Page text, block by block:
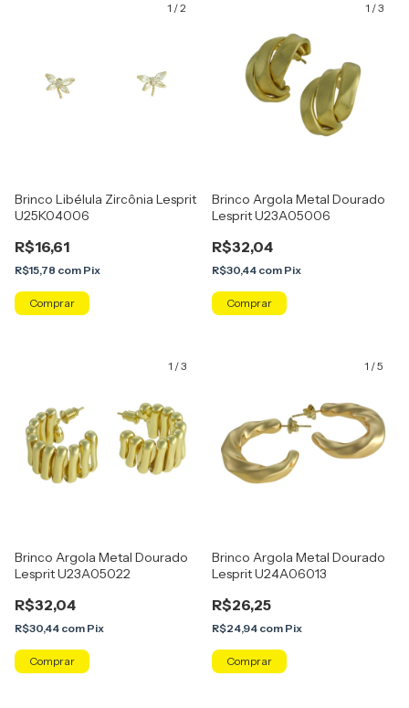
1 /2
Brinco Libélula Zircônia Lesprit
U25K04006
R$16,61
R$15,78 com Pix
Comprar
1 /3
Brinco Argola Metal Dourado
Lesprit U23A05006
R$32,04
R$30,44 com Pix
1 /3
Brinco Argola Metal Dourado
Lesprit U23A05022
R$32,04
R$30,44 com Pix
1 /5
Brinco Argola Metal Dourado
Lesprit U24A06013
R$26,25
R$24,94 com Pix